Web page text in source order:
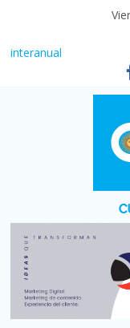
Fuerte caída de la
Central venció 1 a 0
La morosidad
afecta a 400 mil
Desde que asumió
denuncia crisis como
Vacaciones de
turístico: 4,6 millones